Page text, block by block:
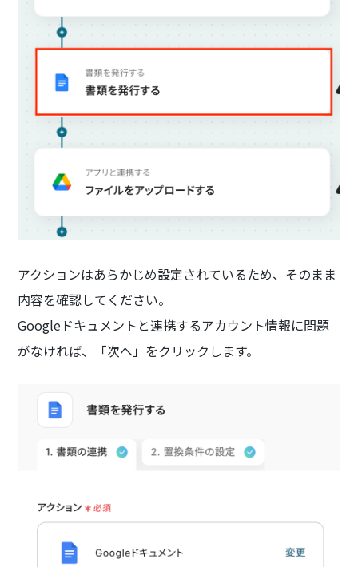
アクションはあらかじめ設定されているため、そのまま
内容を確認してください。
Googleドキュメントと連携するアカウント情報に問題
がなければ、「次へ」をクリックします。